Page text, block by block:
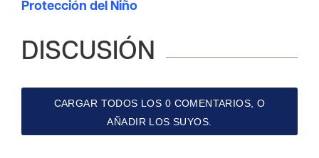
Protección del Niño
DISCUSIÓN
CARGAR TODOS LOS 0 COMENTARIOS, O
AÑADIR LOS SUYOS.